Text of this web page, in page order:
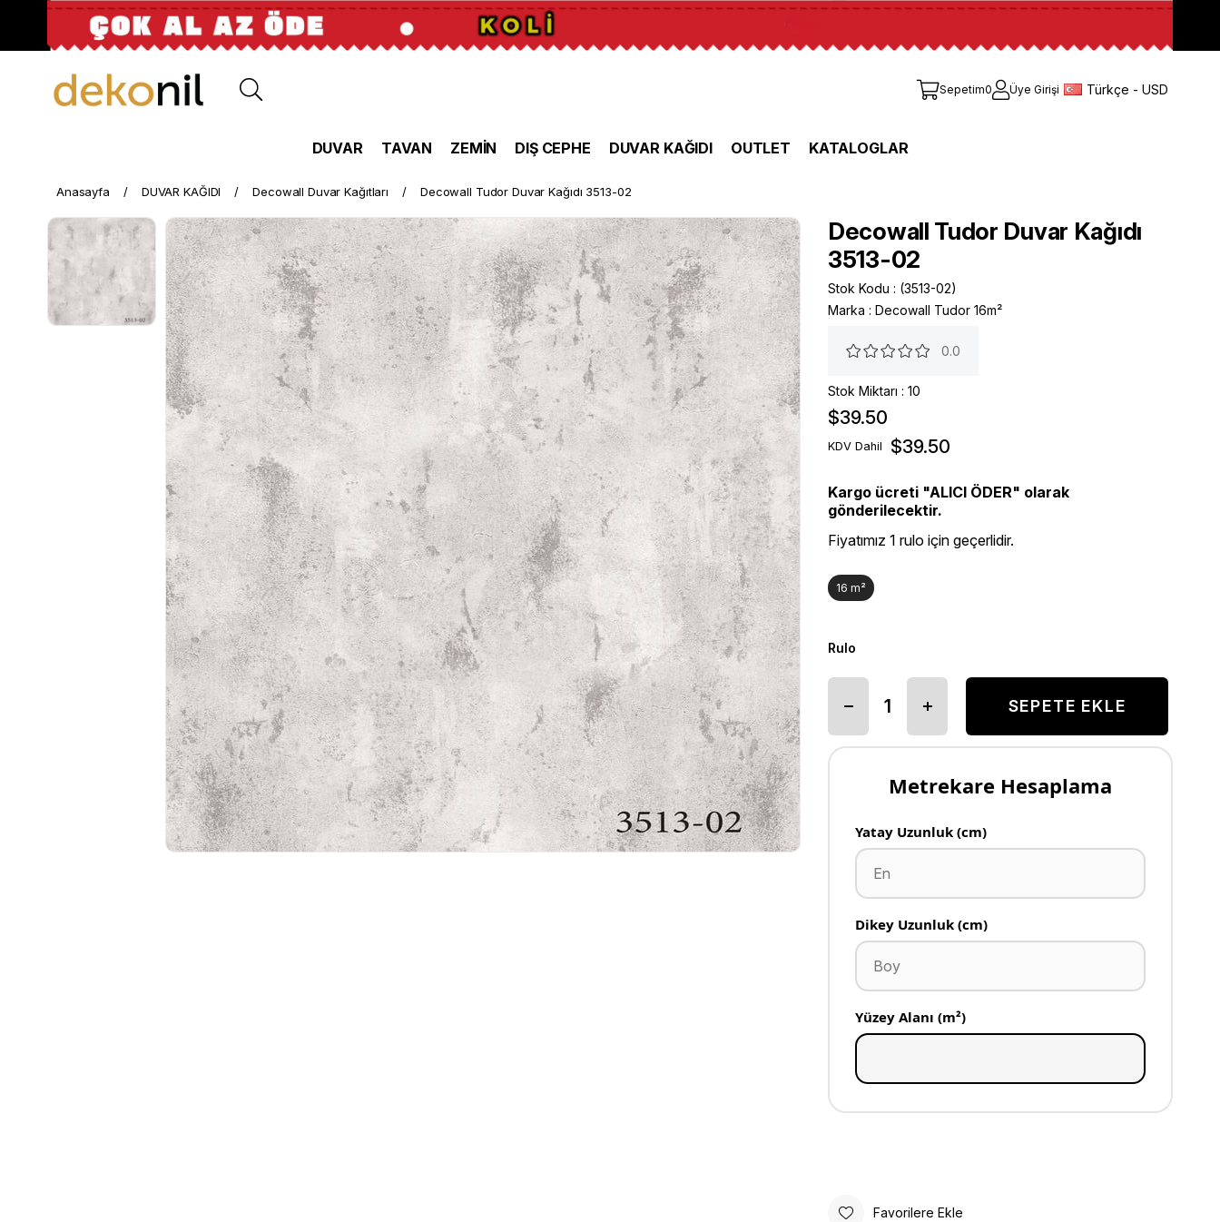
Sepetim0 Üye Girişi Türkçe - USD
DUVAR TAVAN ZEMİN DIŞ CEPHE DUVAR KAĞIDI OUTLET KATALOGLAR
Anasayfa DUVAR KAĞIDI Decowall Duvar Kağıtları Decowall Tudor Duvar Kağıdı 3513-02
Decowall Tudor Duvar Kağıdı
3513-02
Stok Kodu
(3513-02)
Marka : Decowall Tudor 16m²
0.0
Stok Miktarı : 10
$39.50
KDV Dahil $39.50
Kargo ücreti "ALICI ÖDER" olarak
gönderilecektir.
Fiyatımız 1 rulo için geçerlidir.
16 m²
Rulo
Metrekare Hesaplama
Yatay Uzunluk (cm)
Dikey Uzunluk (cm)
Yüzey Alanı (m²)
Favorilere Ekle